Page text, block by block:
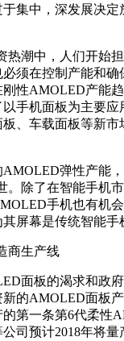
集中，深发展决定
热潮中，人们开始
须在控制产能和确
性AMOLED产能
手机面板为主要应
、车载面板等新市
弹性产能
。除了在智能手机
手机也有机
屏幕是传统智能手
商生产线
面板的渴求和政
的AMOLED面板
的第一条第6代柔性
司预计2018年将量